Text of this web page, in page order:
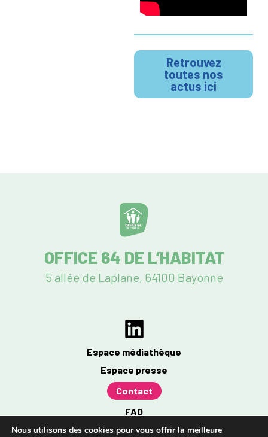
Retrouvez
toutes nos
actus ici
OFFICE 64 DE L’HABITAT
5 allée de Laplane, 64100 Bayonne
Espace médiathèque
Espace presse
Contact
FAQ
Mentions légales
Nous utilisons des cookies pour vous offrir la meilleure